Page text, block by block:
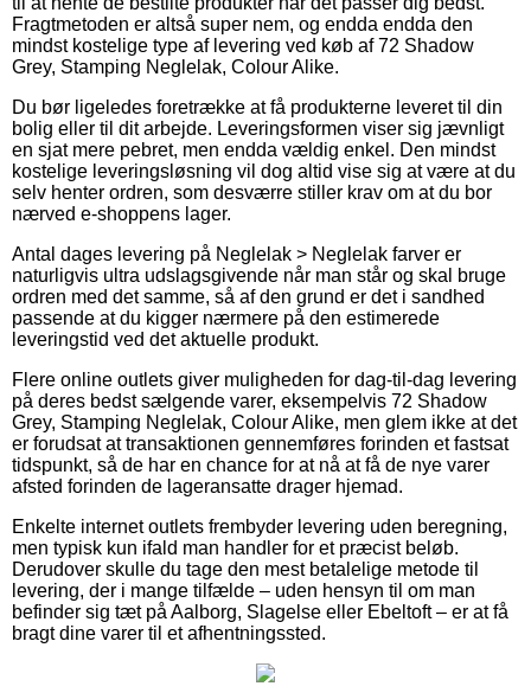
Fragtmetoden er altså super nem, og endda endda den
mindst kostelige type af levering ved køb af 72 Shadow
Grey, Stamping Neglelak, Colour Alike.
Du bør ligeledes foretrække at få produkterne leveret til din
bolig eller til dit arbejde. Leveringsformen viser sig jævnligt
en sjat mere pebret, men endda vældig enkel. Den mindst
kostelige leveringsløsning vil dog altid vise sig at være at du
selv henter ordren, som desværre stiller krav om at du bor
nærved e-shoppens lager.
Antal dages levering på Neglelak > Neglelak farver er
naturligvis ultra udslagsgivende når man står og skal bruge
ordren med det samme, så af den grund er det i sandhed
passende at du kigger nærmere på den estimerede
leveringstid ved det aktuelle produkt.
Flere online outlets giver muligheden for dag-til-dag levering
på deres bedst sælgende varer, eksempelvis 72 Shadow
Grey, Stamping Neglelak, Colour Alike, men glem ikke at det
er forudsat at transaktionen gennemføres forinden et fastsat
tidspunkt, så de har en chance for at nå at få de nye varer
afsted forinden de lageransatte drager hjemad.
Enkelte internet outlets frembyder levering uden beregning,
men typisk kun ifald man handler for et præcist beløb.
Derudover skulle du tage den mest betalelige metode til
levering, der i mange tilfælde – uden hensyn til om man
befinder sig tæt på Aalborg, Slagelse eller Ebeltoft – er at få
bragt dine varer til et afhentningssted.